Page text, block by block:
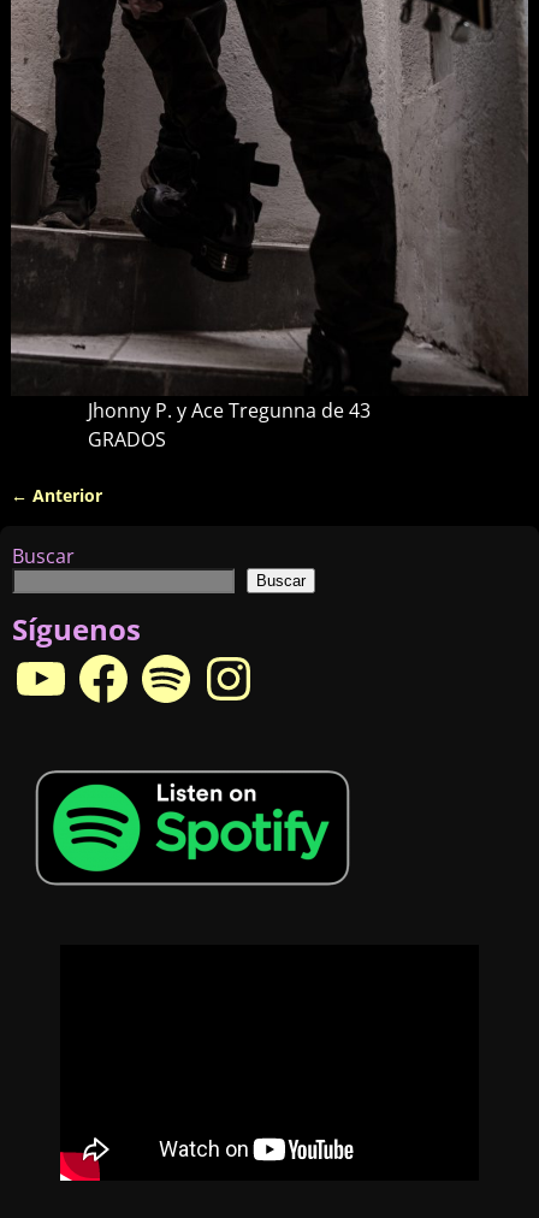
Jhonny P. y Ace Tregunna de 43
GRADOS
← Anterior
Buscar
Buscar
Síguenos